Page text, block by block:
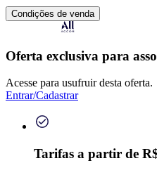
Condições de venda
Oferta exclusiva para
Acesse para usufruir desta oferta.
Entrar/Cadastrar
Tarifas a partir de